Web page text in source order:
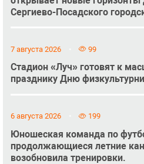
Сергиево-Посадского
7 августа 2026 99
Стадион «Луч» готовят к
празднику Дню
6 августа 2026 199
Юношеская команда по
продолжающиеся летние
возобновила тренировки.